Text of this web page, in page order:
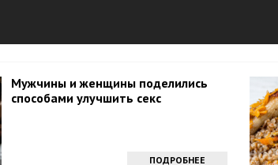
Мужчины и женщины поделились
способами улучшить секс
ПОДРОБНЕЕ